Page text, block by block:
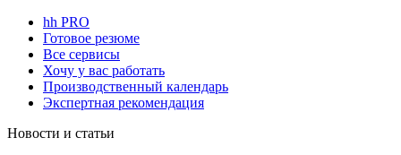
hh PRO
Готовое резюме
Все сервисы
Хочу у вас работать
Производственный календарь
Экспертная рекомендация
Новости и статьи